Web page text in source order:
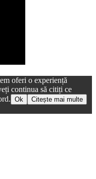
oferi o experiență
continua să citiți ce
Ok Citește mai multe